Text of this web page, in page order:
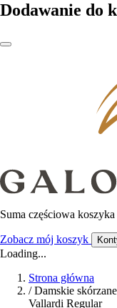
Dodawanie do
Suma częściowa koszyka
Zobacz mój koszyk
Loading...
Strona główna
/ Damskie
Vallardi Regular